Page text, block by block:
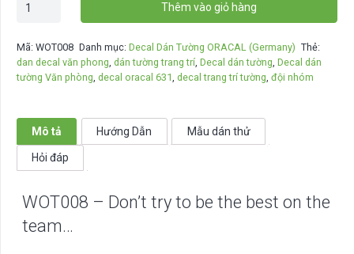
try
to
best
on
the
số
lượng
Thêm vào giỏ hàng
Mã: WOT008 Danh mục:Decal Dán Tường ORACAL (Germany) Thẻ:
dan decal văn phong, dán tường trang trí, Decal dán tường, Decal dán
tường Văn phòng, decal oracal 631, decal trang trí tường, đội nhóm
Mô tả Hướng Dẫn Mẫu dán thử
Hỏi đáp
WOT008 – Don’t try to be the best on the
team…